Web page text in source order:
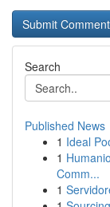
Search
Published News
1 Ideal
1
Comm...
1